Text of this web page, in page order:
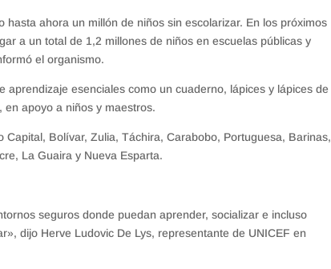
ahora un millón de niños sin escolarizar. En los próximos
a un total de 1,2 millones de niños en escuelas públicas y
el organismo.
esenciales como un cuaderno, lápices y lápices de
apoyo a niños y maestros.
Bolívar, Zulia, Táchira, Carabobo, Portuguesa, Barinas,
La Guaira y Nueva Esparta.
seguros donde puedan aprender, socializar e incluso
dijo Herve Ludovic De Lys, representante de UNICEF en